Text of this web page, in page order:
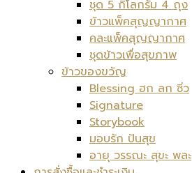
ชุด 5 กิโลกรัม 4 ถุง
ข้าวแพ็คสุญญากาศ
คละแพ็คสุญญากาศ
ชุดข้าวเพื่อสุขภาพ
ข้าวของขวัญ
Blessing ฮก ลก ซิ่ว
Signature
Storybook
มอบรัก ปันสุข
อายุ วรรณะ สุขะ พละ